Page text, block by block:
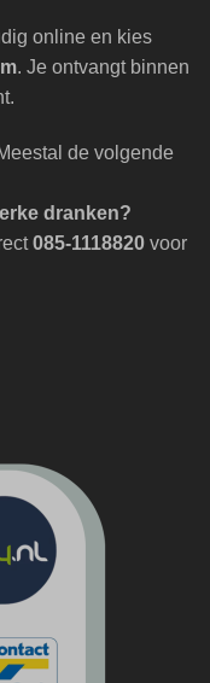
online en kies
. Je ontvangt binnen
de volgende
dranken?
085-1118820 voor